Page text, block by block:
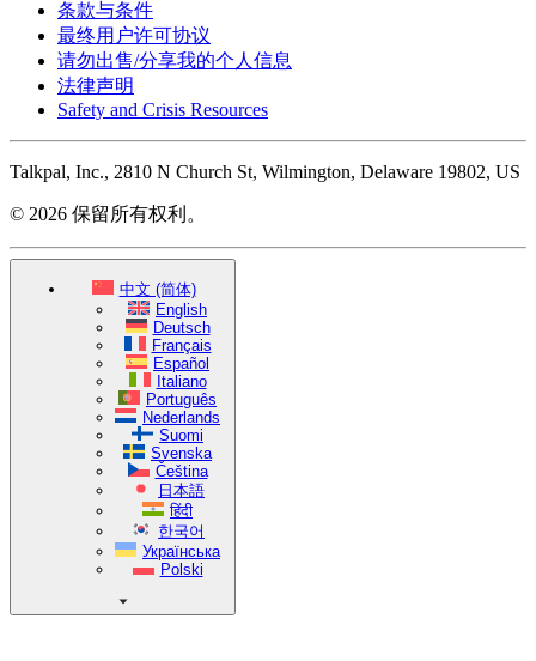
条款与条件
最终用户许可协议
请勿出售/分享我的个人信息
法律声明
Safety and Crisis Resources
Talkpal, Inc., 2810 N Church St, Wilmington, Delaware 19802, US
© 2026 保留所有权利。
中文 (简体)
English
Deutsch
Français
Español
Italiano
Português
Nederlands
Suomi
Svenska
Čeština
日本語
हिंदी
한국어
Українська
Polski